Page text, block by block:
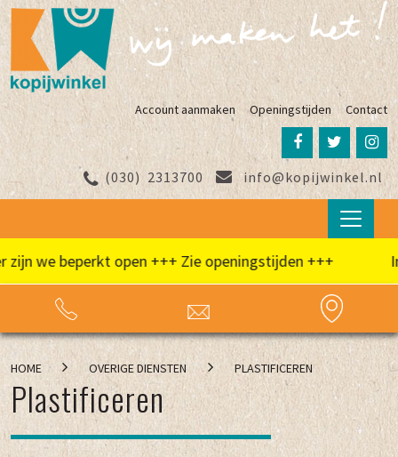
Account aanmaken Openingstijden Contact
(030) 2313700 info@kopijwinkel.nl
we beperkt open +++ Zie openingstijden +++ In
HOME OVERIGE DIENSTEN PLASTIFICEREN
Plastificeren